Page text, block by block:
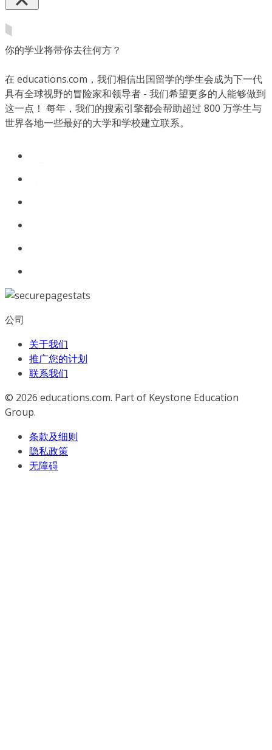
你的学业将带你去往何方？
在 educations.com，我们相信出国留学的学生会成为下一代
具有全球视野的冒险家和领导者 - 我们希望更多的人能够做到
这一点！ 每年，我们的搜索引擎都会帮助超过 800 万学生与
世界各地一些最好的大学和学校建立联系。
公司
关于我们
推广您的计划
联系我们
© 2026 educations.com. Part of Keystone Education
Group.
条款及细则
隐私政策
无障碍